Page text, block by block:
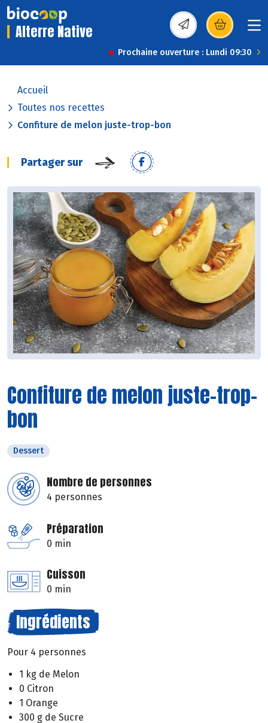
Alterre Native (s’ouvre dans une
Prochaine ouverture : Lundi 09:30
Accueil
Toutes nos recettes
Confiture de melon juste-trop-bon
Partager sur
Confiture de melon juste-trop-
bon
Dessert
Nombre de personnes
4 personnes
Préparation
0 min
Cuisson
0 min
Ingrédients
Pour 4 personnes
1 kg de Melon
0 Citron
1 Orange
300 g de Sucre